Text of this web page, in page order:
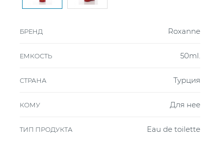
БРЕНД Roxanne
ЕМКОСТЬ 50ml.
СТРАНА Турция
КОМУ Для нее
ТИП ПРОДУКТА Eau de toilette